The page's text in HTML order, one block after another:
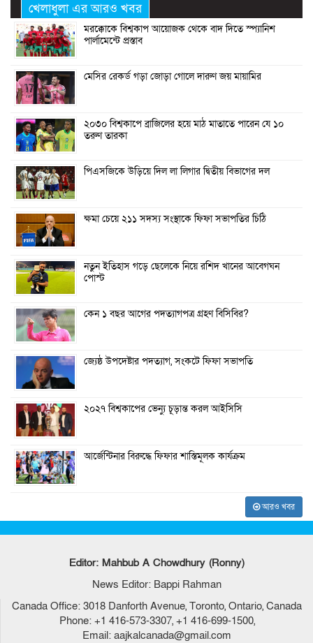
খেলাধুলা এর আরও খবর
মরক্কোকে বিশ্বকাপ আয়োজক থেকে বাদ দিতে স্প্যানিশ
পার্লামেন্টে প্রস্তাব
মেসির রেকর্ড গড়া জোড়া গোলে দারুণ জয় মায়ামির
২০৩০ বিশ্বকাপে ব্রাজিলের হয়ে মাঠ মাতাতে পারেন যে ১০
তরুণ তারকা
পিএসজিকে উড়িয়ে দিল লা লিগার দ্বিতীয় বিভাগের দল
ক্ষমা চেয়ে ২১১ সদস্য সংস্থাকে ফিফা সভাপতির চিঠি
নতুন ইতিহাস গড়ে ছেলেকে নিয়ে রশিদ খানের আবেগঘন
পোস্ট
কেন ১ বছর আগের পদত্যাগপত্র গ্রহণ বিসিবির?
জ্যেষ্ঠ উপদেষ্টার পদত্যাগ, সংকটে ফিফা সভাপতি
২০২৭ বিশ্বকাপের ভেন্যু চূড়ান্ত করল আইসিসি
আর্জেন্টিনার বিরুদ্ধে ফিফার শাস্তিমূলক কার্যক্রম
আরও খবর
Editor: Mahbub A Chowdhury (Ronny)
News Editor: Bappi Rahman
Canada Office: 3018 Danforth Avenue, Toronto, Ontario, Canada
Phone: +1 416-573-3307, +1 416-699-1500,
Email: aajkalcanada@gmail.com